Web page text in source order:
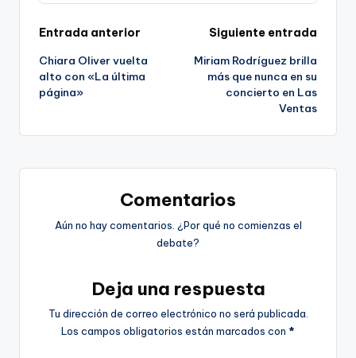
Navegación
de
entradas
Entrada anterior
Chiara Oliver vuelta
alto con «La última
página»
Siguiente entrada
Miriam Rodríguez brilla
más que nunca en su
concierto en Las
Ventas
Comentarios
Aún no hay comentarios. ¿Por qué no comienzas el
debate?
Deja una respuesta
Tu dirección de correo electrónico no será publicada.
Los campos obligatorios están marcados con *